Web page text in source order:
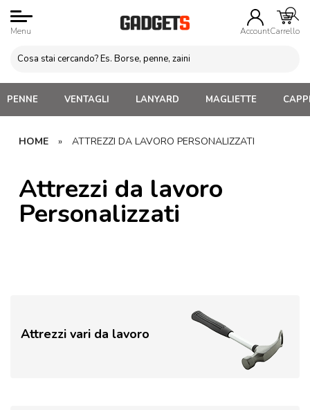
Menu AccountCarrello
PENNE VENTAGLI LANYARD MAGLIETTE
HOME » ATTREZZI DA LAVORO PERSONALIZZATI
Attrezzi da lavoro
Personalizzati
Attrezzi vari da lavoro